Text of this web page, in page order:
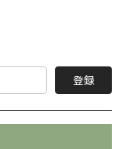
登録